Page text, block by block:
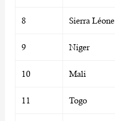
8 Sierra Léone
9 Niger
10 Mali
11 Togo